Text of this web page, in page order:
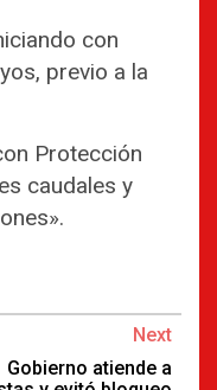
con
previo a la
Protección
caudales y
Next
Gobierno atiende a